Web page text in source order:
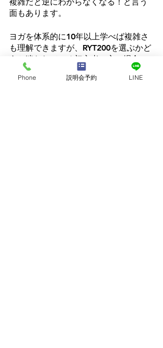
面もあります。
ヨガを体系的に10年以上学べば複雑さ
も理解できますが、RYT200を選ぶかど
うか迷われている初心者の方の場合
は、まずはシンプルに、簡潔に理解さ
れることをお勧めします。
Phone 説明会予約 LINE